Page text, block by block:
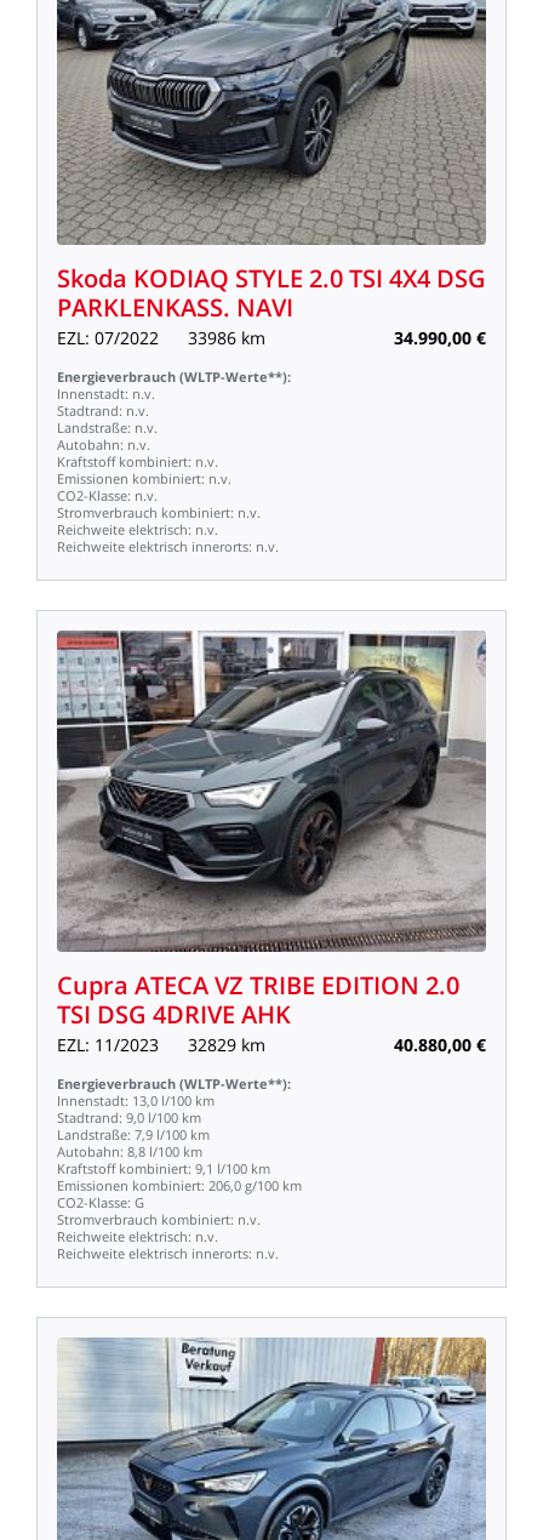
Skoda KODIAQ STYLE 2.0TSI 4X4 DSG
PARKLENKASS. NAVI
EZL: 07/2022 33986 km 34.990,00 €
Energieverbrauch (WLTP-Werte**):
Innenstadt: n.v.
Stadtrand: n.v.
Landstraße: n.v.
Autobahn: n.v.
Kraftstoff kombiniert: n.v.
Emissionen kombiniert: n.v.
CO2-Klasse: n.v.
Stromverbrauch kombiniert: n.v.
Reichweite elektrisch: n.v.
Reichweite elektrisch innerorts: n.v.
Cupra ATECAVZ TRIBE EDITION 2.0
TSI DSG 4DRIVE AHK
EZL: 11/2023 32829 km 40.880,00 €
Energieverbrauch (WLTP-Werte**):
Innenstadt: 13,0 l/100 km
Stadtrand: 9,0 l/100 km
Landstraße: 7,9 l/100 km
Autobahn: 8,8 l/100 km
Kraftstoff kombiniert: 9,1 l/100 km
Emissionen kombiniert: 206,0 g/100 km
CO2-Klasse: G
Stromverbrauch kombiniert: n.v.
Reichweite elektrisch: n.v.
Reichweite elektrisch innerorts: n.v.